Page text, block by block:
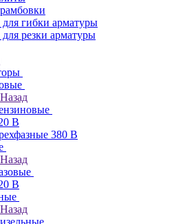
гибки арматуры
резки арматуры
Назад
В
380 В
Назад
В
Назад